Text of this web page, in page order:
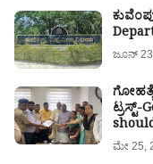
ಜೂನ್
ಟ್ರಸ್ಟ್-
ಮೇ 25,